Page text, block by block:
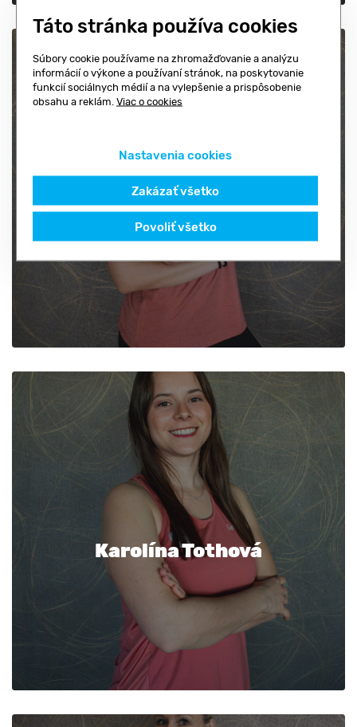
Sophie Franclova
Karolína Tothová
Táto stránka používa cookies
Súbory cookie používame na zhromažďovanie a analýzu
informácií o výkone a používaní stránok, na poskytovanie
funkcií sociálnych médií a na vylepšenie a prispôsobenie
obsahu a reklám. Viac o cookies
Nastavenia cookies
Zakázať všetko
Povoliť všetko